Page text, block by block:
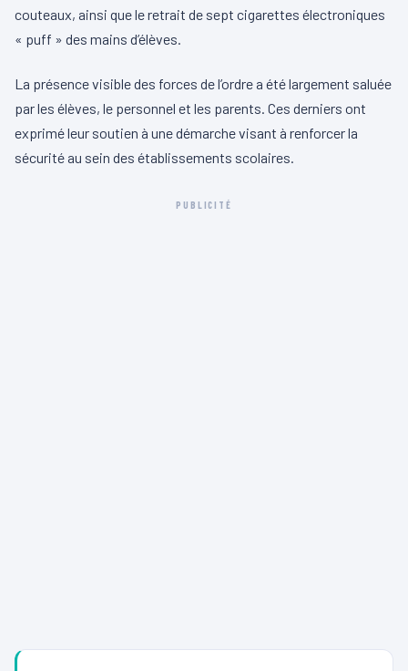
couteaux, ainsi que le retrait de sept cigarettes électroniques
« puff » des mains d’élèves.
La présence visible des forces de l’ordre a été largement saluée
par les élèves, le personnel et les parents. Ces derniers ont
exprimé leur soutien à une démarche visant à renforcer la
sécurité au sein des établissements scolaires.
PUBLICITÉ